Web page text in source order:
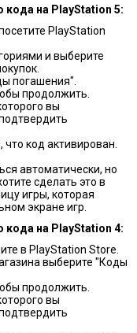
кодa на PlayStation 5:
PlayStation
и выберите
погашения".
продолжить.
вы
код активирован.
автоматически, но
сделать это в
игры, которая
экране игр.
кодa на PlayStation 4:
в PlayStation Store.
выберите "Коды
продолжить.
вы